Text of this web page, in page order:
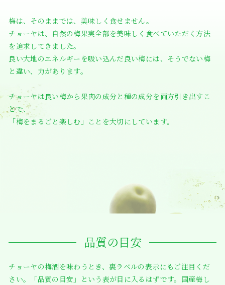
梅は、そのままでは、美味しく食せません。
チョーヤは、自然の梅果実全部を美味しく食べていただく方法
を追求してきました。
良い大地のエネルギーを吸い込んだ良い梅には、そうでない梅
と違い、力があります。
チョーヤは良い梅から果肉の成分と種の成分を両方引き出すこ
とで、
「梅をまるごと楽しむ」ことを大切にしています。
品質の目安
チョーヤの梅酒を味わうとき、裏ラベルの表示にもご注目くだ
さい。「品質の目安」という表が目に入るはずです。国産梅し